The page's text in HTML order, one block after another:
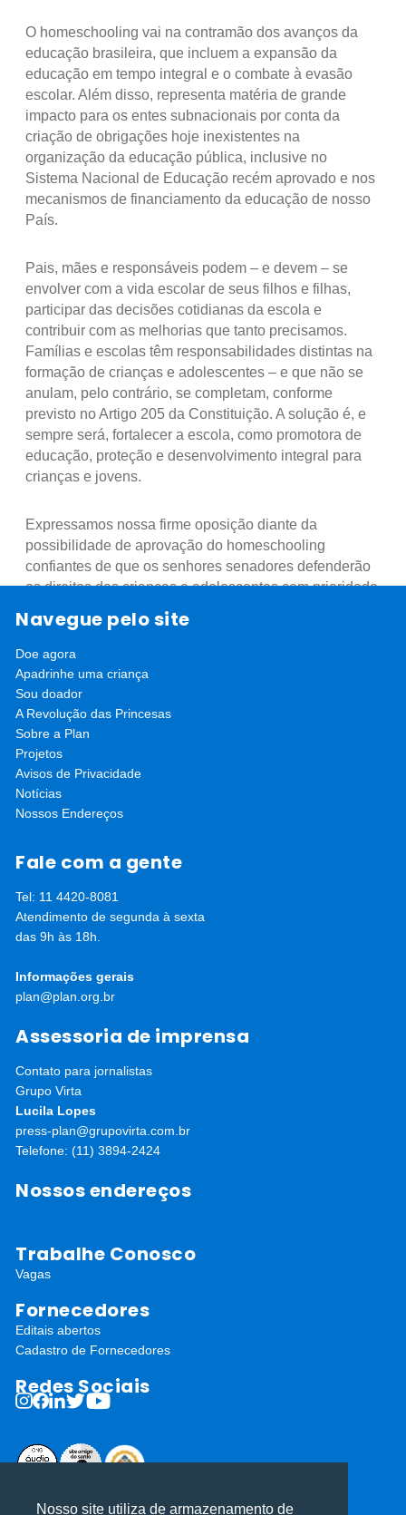
O homeschooling vai na contramão dos avanços da
educação brasileira, que incluem a expansão da
educação em tempo integral e o combate à evasão
escolar. Além disso, representa matéria de grande
impacto para os entes subnacionais por conta da
criação de obrigações hoje inexistentes na
organização da educação pública, inclusive no
Sistema Nacional de Educação recém aprovado e nos
mecanismos de financiamento da educação de nosso
País.
Pais, mães e responsáveis podem – e devem – se
envolver com a vida escolar de seus filhos e filhas,
participar das decisões cotidianas da escola e
contribuir com as melhorias que tanto precisamos.
Famílias e escolas têm responsabilidades distintas na
formação de crianças e adolescentes – e que não se
anulam, pelo contrário, se completam, conforme
previsto no Artigo 205 da Constituição. A solução é, e
sempre será, fortalecer a escola, como promotora de
educação, proteção e desenvolvimento integral para
crianças e jovens.
Expressamos nossa firme oposição diante da
possibilidade de aprovação do homeschooling
confiantes de que os senhores senadores defenderão
os direitos das crianças e adolescentes com prioridade
absoluta. Contamos com a atuação decidida de seus
mandatos para rejeitar integralmente a aprovação do
homeschooling em nosso País.
Senhores senadores, digam NÃO ao
homeschooling!
Confira a lista de organizações
Navegue pelo site
Doe agora
Apadrinhe uma criança
Sou doador
A Revolução das Princesas
Sobre a Plan
Projetos
Avisos de Privacidade
Notícias
Nossos Endereços
Fale com a gente
Tel: 11 4420-8081
Atendimento de segunda à sexta
das 9h às 18h.
Informações gerais
plan@plan.org.br
Assessoria de imprensa
Contato para jornalistas
Grupo Virta
Lucila Lopes
press-plan@grupovirta.com.br
Telefone: (11) 3894-2424
Nossos endereços
Trabalhe Conosco
Vagas
Fornecedores
Editais abertos
Cadastro de Fornecedores
Redes Sociais
ⓒ Todos os direitos reservados I Desenvolvido por Apiki WordPress
Nosso site utiliza de armazenamento de